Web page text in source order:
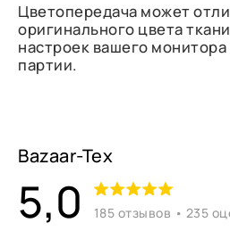
Цветопередача может
оригинального цвета
настроек вашего
партии.
Bazaar-Tex
5,0 185 отзывов • 235